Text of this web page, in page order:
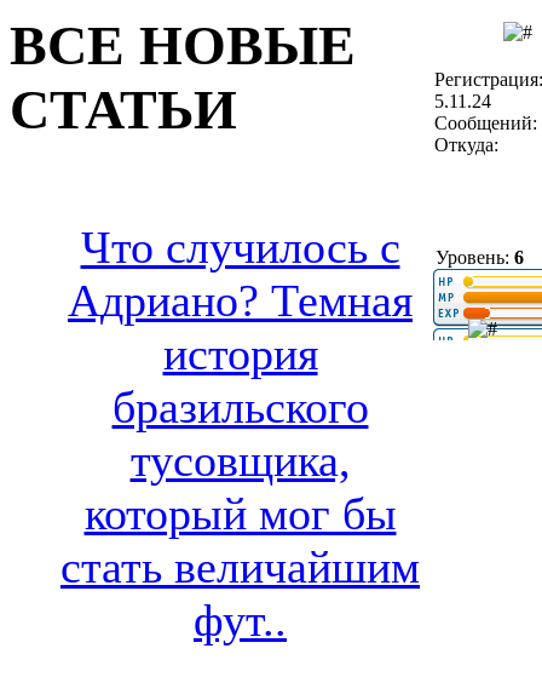
ВСЕ НОВЫЕ
СТАТЬИ
Что случилось с
Адриано? Темная
история
бразильского
тусовщика,
который мог бы
стать величайшим
фут..
Регистрация:
5.11.24
Сообщений:
Откуда:
Уровень: 6